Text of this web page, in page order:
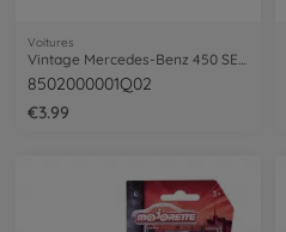
Voitures
8502000001Q02
€3.99